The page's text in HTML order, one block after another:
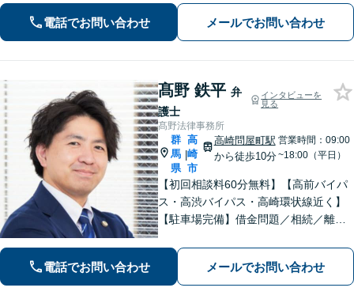
験・ノウハウを活かして共同して取り
組んでいきます。
電話でお問い合わせ メールでお問い合わせ
髙野 鉄平 弁
護士
インタビューを
見る
髙野法律事務所
群
馬
県
|
高
崎
市
高崎問屋町駅
から徒歩10分
営業時間：09:00
~18:00（平日）
【初回相談料60分無料】【高前バイパ
ス・高渋バイパス・高崎環状線近く】
【駐車場完備】借金問題／相続／離婚
広く対応しております。丁寧なヒアリ
ングとコミュニケーションを重ねるこ
とを大切にしております【休日・夜間
電話でお問い合わせ メールでお問い合わせ